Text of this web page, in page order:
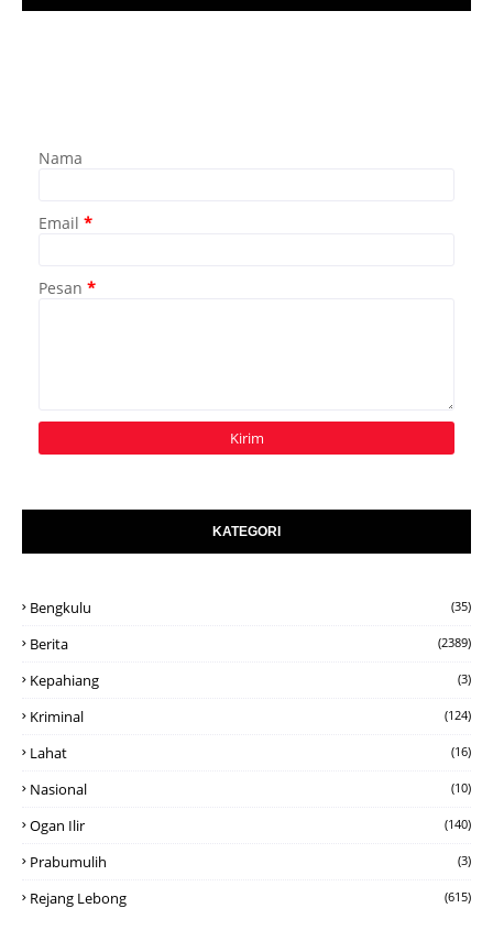
Nama
Email *
Pesan *
KATEGORI
Bengkulu (35)
Berita (2389)
Kepahiang (3)
Kriminal (124)
Lahat (16)
Nasional (10)
Ogan Ilir (140)
Prabumulih (3)
Rejang Lebong (615)